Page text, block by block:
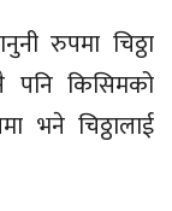
रुपमा चिठ्ठा
पनि किसिमको
भने चिठ्ठालाई